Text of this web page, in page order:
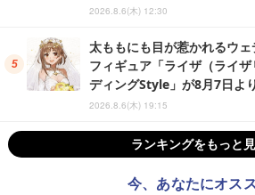
2026.8.6(木) 12:30
太ももにも目が惹かれるウェ
フィギュア「ライザ（ライ
ディングStyle」が8月7日よ
2026.8.6(木) 19:15
ランキングをもっと
今、あなたにオス